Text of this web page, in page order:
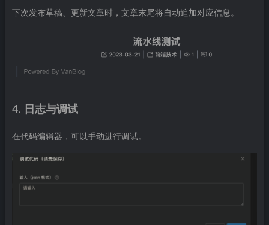
下次发布草稿、更新文章时，文章末尾将自动追加对应信息。
4. 日志与调试
在代码编辑器，可以手动进行调试。